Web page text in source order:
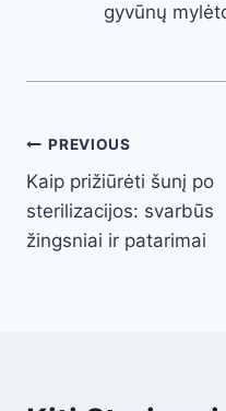
gyvūnų
Post
navigation
PREVIOUS
Kaip prižiūrėti šunį po
sterilizacijos: svarbūs
žingsniai ir patarimai